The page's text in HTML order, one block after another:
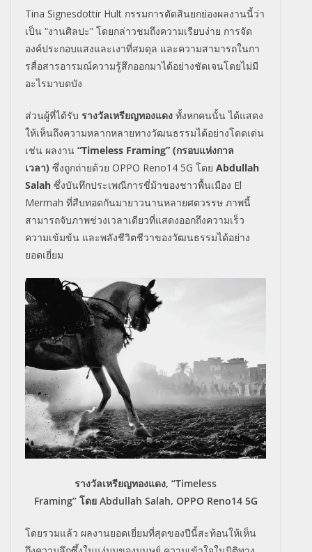
Tina Signesdottir Hult กรรมการตัดสินยกย่องผลงานนี้ว่า
เป็น “งานศิลปะ” โดยกล่าวชมถึงความเรียบง่าย การจัด
องค์ประกอบแสงและเงาที่สมดุล และความสามารถในกา
รสื่อสารอารมณ์ความรู้สึกออกมาได้อย่างชัดเจนโดยไม่มี
อะไรมาบดบัง
ส่วนผู้ที่ได้รับ รางวัลเหรียญทองแดง ทั้งหกคนนั้น ได้แสดง
ให้เห็นถึงความหลากหลายทางวัฒนธรรมได้อย่างโดดเด่น
เช่น ผลงาน “Timeless Framing” (กรอบแห่งกาล
เวลา) ซึ่งถูกถ่ายด้วย OPPO Reno14 5G โดย Abdullah
Salah ซึ่งบันทึกประเพณีการขี่ม้าของชาวพื้นเมือง El
Mermah ที่สืบทอดกันมายาวนานหลายศตวรรษ ภาพนี้
สามารถจับภาพช่วงเวลาเดียวที่แสดงออกถึงความเร็ว
ความเข้มข้น และพลังชีวิตชีวาของวัฒนธรรมได้อย่าง
ยอดเยี่ยม
รางวัลเหรียญทองแดง, “Timeless
Framing” โดยAbdullah Salah, OPPOReno14 5G
โดยรวมแล้ว ผลงานยอดเยี่ยมที่สุดของปีนี้สะท้อนให้เห็น